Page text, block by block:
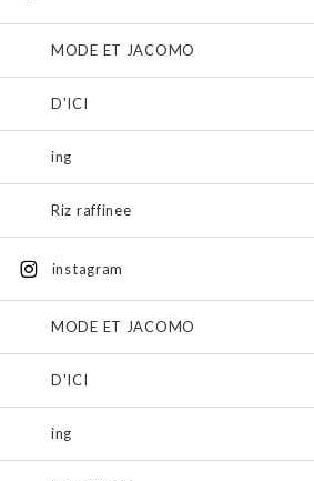
MODE ET JACOMO
D'ICI
ing
Riz raffinee
instagram
MODE ET JACOMO
D'ICI
ing